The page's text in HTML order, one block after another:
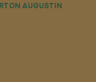
AUGUSTIN